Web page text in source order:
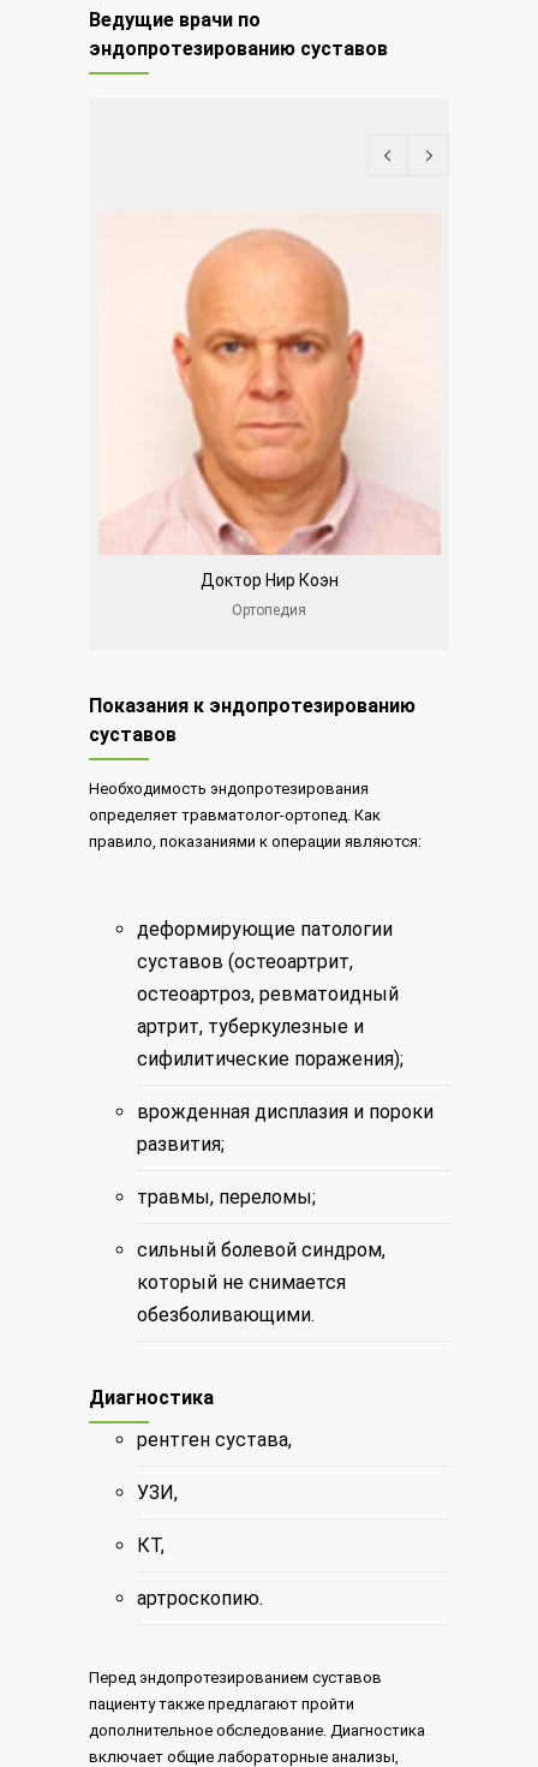
Ведущие врачи по
эндопротезированию суставов
Доктор Нир Коэн
Ортопедия
Показания к эндопротезированию
суставов
Необходимость эндопротезирования
определяет травматолог-ортопед. Как
правило, показаниями к операции являются:
деформирующие патологии
суставов (остеоартрит,
остеоартроз, ревматоидный
артрит, туберкулезные и
сифилитические поражения);
врожденная дисплазия и пороки
развития;
травмы, переломы;
сильный болевой синдром,
который не снимается
обезболивающими.
Диагностика
рентген сустава,
УЗИ,
КТ,
артроскопию.
Перед эндопротезированием суставов
пациенту также предлагают пройти
дополнительное обследование. Диагностика
включает общие лабораторные анализы,